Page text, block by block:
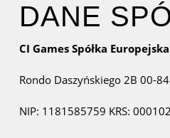
DANE
CI Games Spółka Europejska
Rondo Daszyńskiego 2B 00-
NIP: 1181585759 KRS: